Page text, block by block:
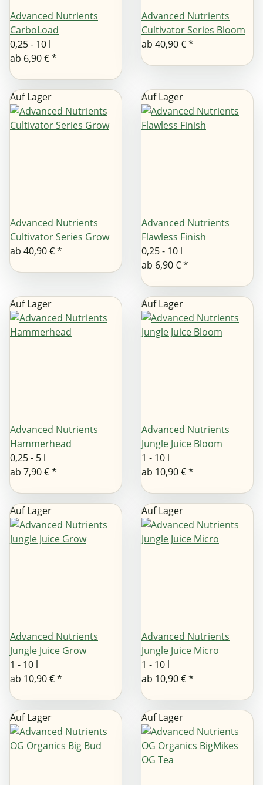
Advanced Nutrients
CarboLoad
0,25 - 10 l
ab 6,90 €*
Advanced Nutrients
Cultivator Series Bloom
ab 40,90 €*
Auf Lager
Advanced Nutrients
Cultivator Series Grow
ab 40,90 €*
Auf Lager
Advanced Nutrients
Flawless Finish
0,25 - 10 l
ab 6,90 €*
Auf Lager
Advanced Nutrients
Hammerhead
0,25 - 5 l
ab 7,90 €*
Auf Lager
Advanced Nutrients
Jungle Juice Bloom
1 - 10 l
ab 10,90 €*
Auf Lager
Advanced Nutrients
Jungle Juice Grow
1 - 10 l
ab 10,90 €*
Auf Lager
Advanced Nutrients
Jungle Juice Micro
1 - 10 l
ab 10,90 €*
Auf Lager Auf Lager